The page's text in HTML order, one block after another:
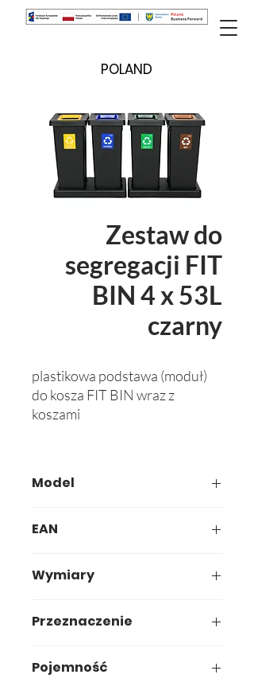
POLAND
Zestaw do
segregacji FIT
BIN 4 x 53L
czarny
plastikowa podstawa (moduł)
do kosza FIT BIN wraz z
koszami
Model
EAN
Wymiary
Przeznaczenie
Pojemność